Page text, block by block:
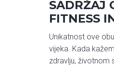
SADRŽAJ
FITNESS
Unikatnost ove
vijeka. Kada
zdravlju, životnom